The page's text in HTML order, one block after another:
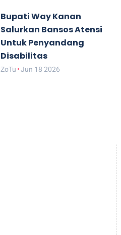
Bupati Way Kanan
Salurkan Bansos Atensi
Untuk Penyandang
Disabilitas
ZoTu Jun 18 2026